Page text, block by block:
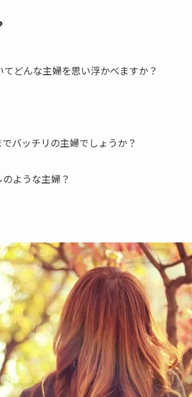
てどんな主婦を思い浮かべますか？
バッチリの主婦でしょうか？
ような主婦？